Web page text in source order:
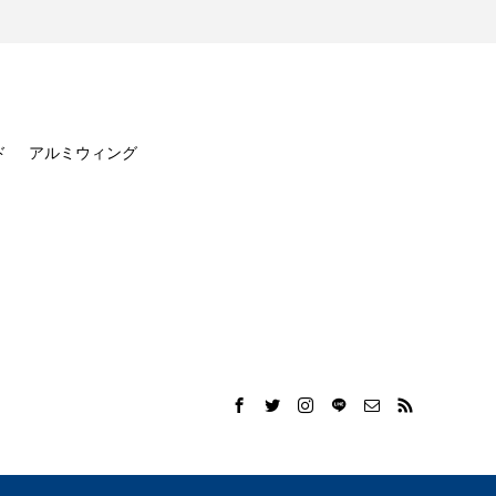
アルミウィング